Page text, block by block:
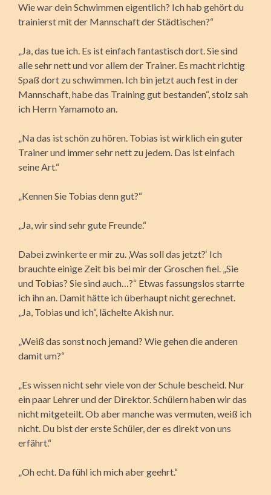
Wie war dein Schwimmen eigentlich? Ich hab gehört du
trainierst mit der Mannschaft der Städtischen?“
„Ja, das tue ich. Es ist einfach fantastisch dort. Sie sind
alle sehr nett und vor allem der Trainer. Es macht richtig
Spaß dort zu schwimmen. Ich bin jetzt auch fest in der
Mannschaft, habe das Training gut bestanden“, stolz sah
ich Herrn Yamamoto an.
„Na das ist schön zu hören. Tobias ist wirklich ein guter
Trainer und immer sehr nett zu jedem. Das ist einfach
seine Art.“
„Kennen Sie Tobias denn gut?“
„Ja, wir sind sehr gute Freunde.“
Dabei zwinkerte er mir zu. ‚Was soll das jetzt?‘ Ich
brauchte einige Zeit bis bei mir der Groschen fiel. „Sie
und Tobias? Sie sind auch…?“ Etwas fassungslos starrte
ich ihn an. Damit hätte ich überhaupt nicht gerechnet.
„Ja, Tobias und ich“, lächelte Akish nur.
„Weiß das sonst noch jemand? Wie gehen die anderen
damit um?“
„Es wissen nicht sehr viele von der Schule bescheid. Nur
ein paar Lehrer und der Direktor. Schülern haben wir das
nicht mitgeteilt. Ob aber manche was vermuten, weiß ich
nicht. Du bist der erste Schüler, der es direkt von uns
erfährt.“
„Oh echt. Da fühl ich mich aber geehrt.“